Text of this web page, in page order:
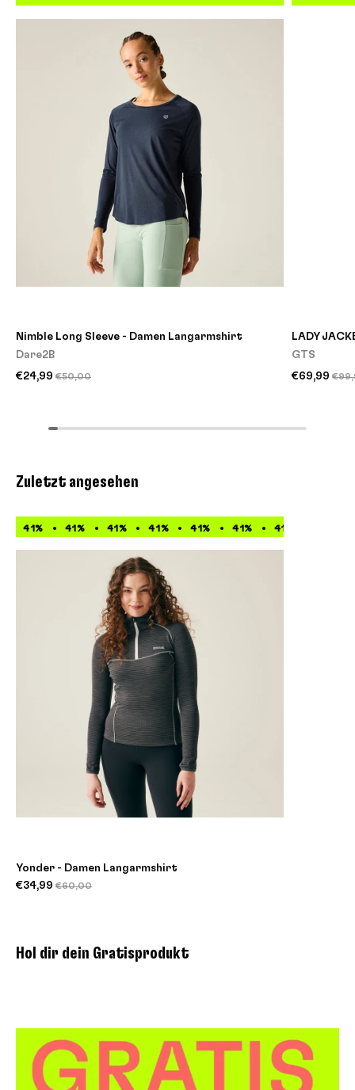
Nimble Long Sleeve - Damen Langarmshirt
Dare2B
€24,99 €50,00
LADY
GTS
€69,99
Zuletzt angesehen
41% 41% 41% 41% 41% 41% 41%
Yonder - Damen Langarmshirt
€34,99 €60,00
Hol dir dein Gratisprodukt